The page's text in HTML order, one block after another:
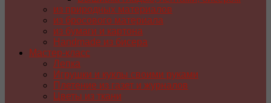
из природных материалов
из бросового материала
из бумаги и картона
Handmade из бисера
Мастер-класс
Лепка
Игрушки и куклы своими руками
Плетение из газет и журналов
Цветы из ткани